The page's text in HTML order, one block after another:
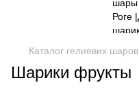
Каталог гелиевих шаров
Шарики фрукты